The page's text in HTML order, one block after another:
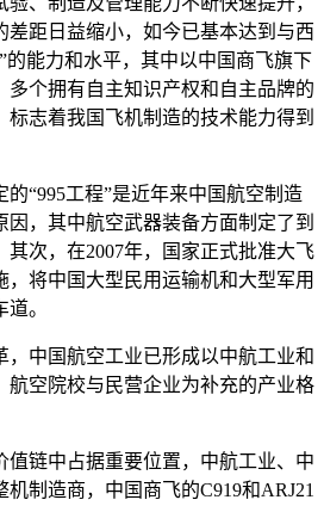
差距日益缩小，如今已基本达到与西
的能力和水平，其中以中国商飞旗下
多个拥有自主知识产权和自主品牌的
标志着我国飞机制造的技术能力得到
“995工程”是近年来中国航空制造
因，其中航空武器装备方面制定了到
其次，在2007年，国家正式批准大飞
，将中国大型民用运输机和大型军用
。
，中国航空工业已形成以中航工业和
航空院校与民营企业为补充的产业格
值链中占据重要位置，中航工业、中
制造商，中国商飞的C919和ARJ21